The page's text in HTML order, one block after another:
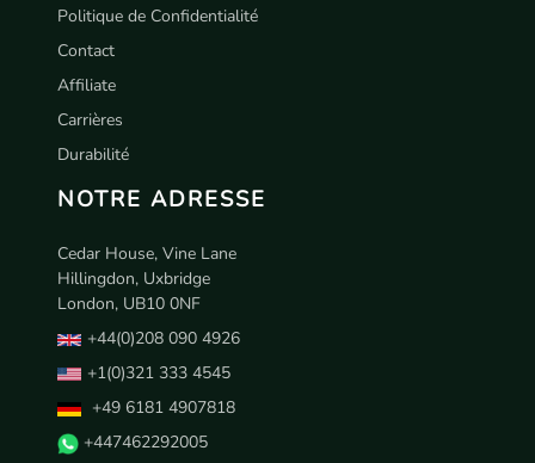
Politique de Confidentialité
Contact
Affiliate
Carrières
Durabilité
NOTRE ADRESSE
Cedar House, Vine Lane
Hillingdon, Uxbridge
London, UB10 0NF
+44(0)208 090 4926
+1(0)321 333 4545
+49 6181 4907818
+447462292005